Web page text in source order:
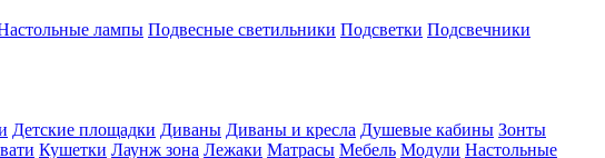
лампы Подвесные светильники Подсветки Подсвечники
Детские площадки Диваны Диваны и кресла Душевые кабины Зонты
Кушетки Лаунж зона Лежаки Матрасы Мебель Модули Настольные